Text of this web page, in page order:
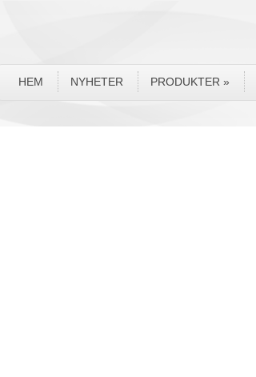
HEM NYHETER PRODUKTER »